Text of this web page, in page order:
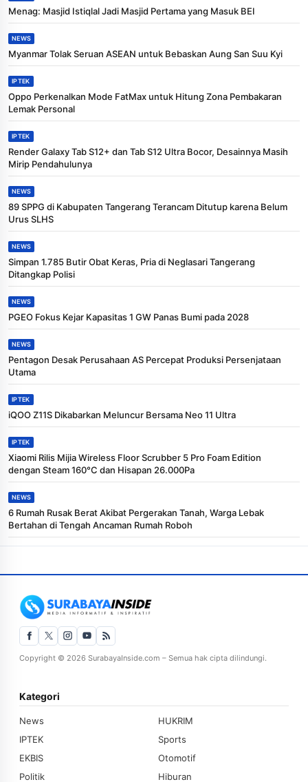
Menag: Masjid Istiqlal Jadi Masjid Pertama yang Masuk BEI
NEWS
Myanmar Tolak Seruan ASEAN untuk Bebaskan Aung San Suu Kyi
IPTEK
Oppo Perkenalkan Mode FatMax untuk Hitung Zona Pembakaran
Lemak Personal
IPTEK
Render Galaxy Tab S12+ dan Tab S12 Ultra Bocor, Desainnya Masih
Mirip Pendahulunya
NEWS
89 SPPG di Kabupaten Tangerang Terancam Ditutup karena Belum
Urus SLHS
NEWS
Simpan 1.785 Butir Obat Keras, Pria di Neglasari Tangerang
Ditangkap Polisi
NEWS
PGEO Fokus Kejar Kapasitas 1 GW Panas Bumi pada 2028
NEWS
Pentagon Desak Perusahaan AS Percepat Produksi Persenjataan
Utama
IPTEK
iQOO Z11S Dikabarkan Meluncur Bersama Neo 11 Ultra
IPTEK
Xiaomi Rilis Mijia Wireless Floor Scrubber 5 Pro Foam Edition
dengan Steam 160°C dan Hisapan 26.000Pa
NEWS
6 Rumah Rusak Berat Akibat Pergerakan Tanah, Warga Lebak
Bertahan di Tengah Ancaman Rumah Roboh
Copyright © 2026 SurabayaInside.com – Semua hak cipta dilindungi.
Kategori
News
HUKRIM
IPTEK
Sports
EKBIS
Otomotif
Politik
Hiburan